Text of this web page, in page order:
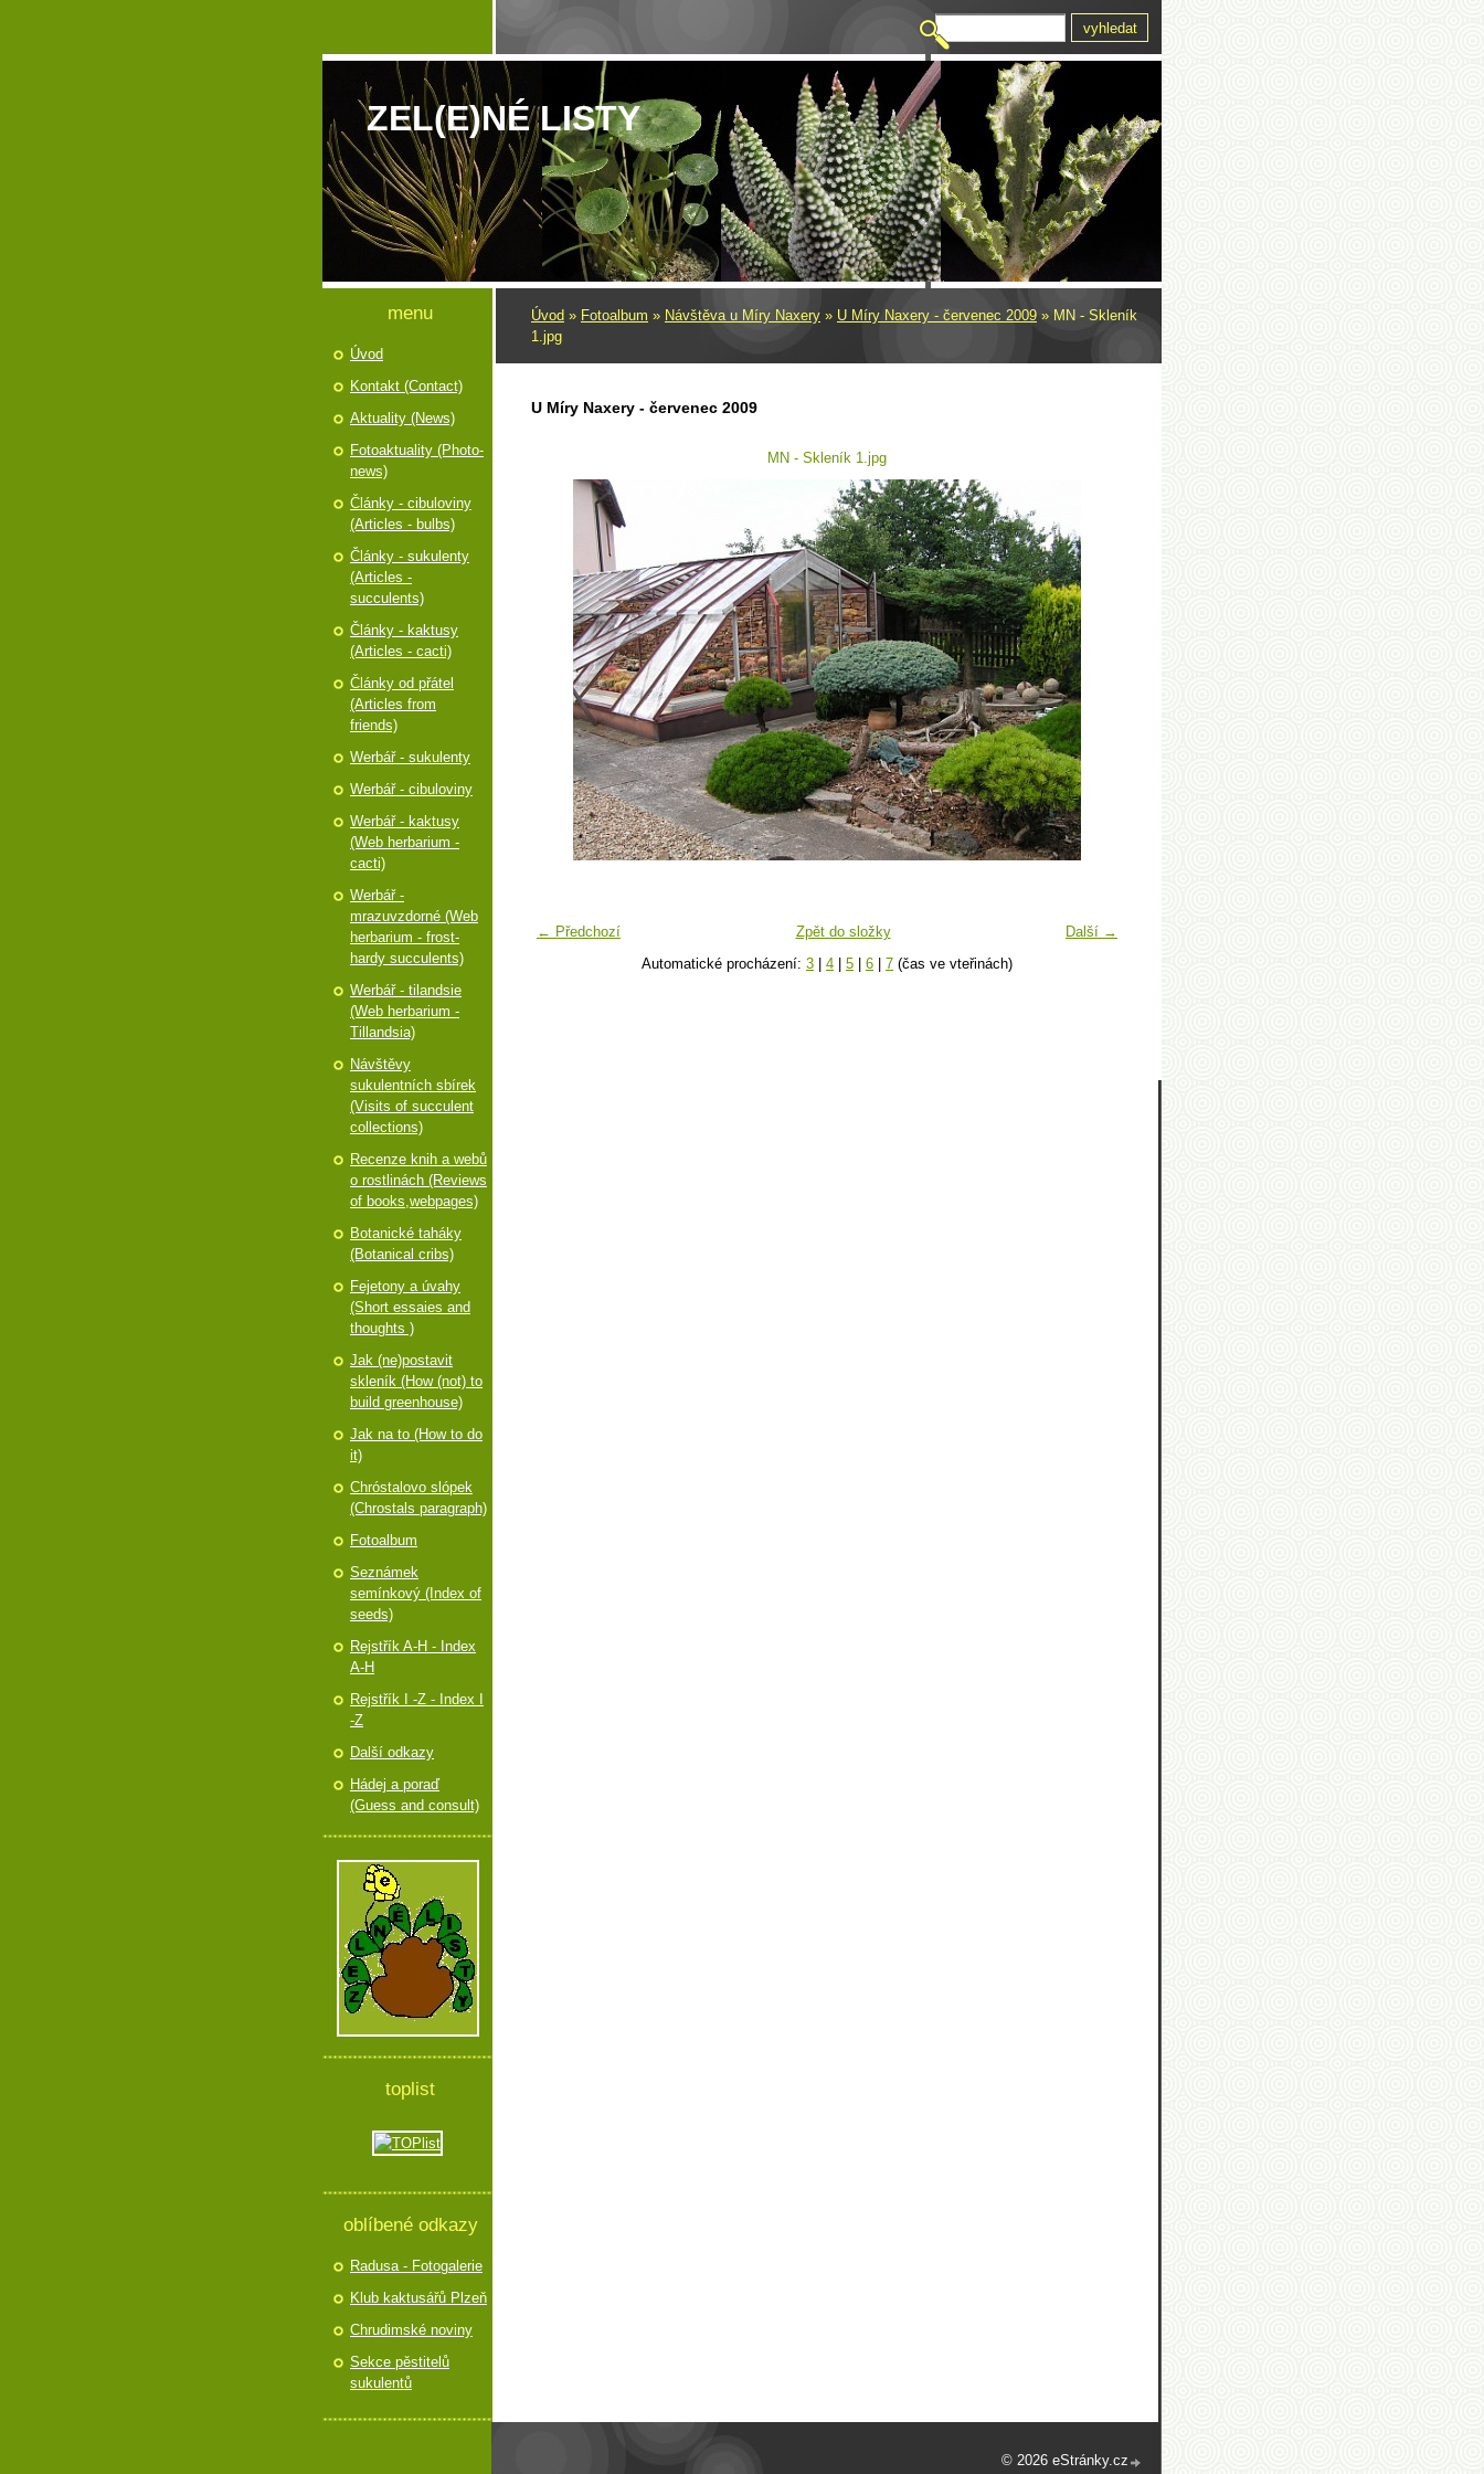
ZEL(E)NÉ LISTY
Úvod » Fotoalbum » Návštěva u Míry Naxery » U Míry Naxery - červenec 2009 » MN - Skleník
1.jpg
U Míry Naxery - červenec 2009
MN - Skleník 1.jpg
← Předchozí Další →
Zpět do složky
Automatické procházení: 3 4 5 6 7 (čas ve vteřinách)
menu
Úvod
Kontakt (Contact)
Aktuality (News)
Fotoaktuality (Photo-
news)
Články - cibuloviny
(Articles - bulbs)
Články - sukulenty
(Articles -
succulents)
Články - kaktusy
(Articles - cacti)
Články od přátel
(Articles from
friends)
Werbář - sukulenty
Werbář - cibuloviny
Werbář - kaktusy
(Web herbarium -
cacti)
Werbář -
mrazuvzdorné (Web
herbarium - frost-
hardy succulents)
Werbář - tilandsie
(Web herbarium -
Tillandsia)
Návštěvy
sukulentních sbírek
(Visits of succulent
collections)
Recenze knih a webů
o rostlinách (Reviews
of books,webpages)
Botanické taháky
(Botanical cribs)
Fejetony a úvahy
(Short essaies and
thoughts )
Jak (ne)postavit
skleník (How (not) to
build greenhouse)
Jak na to (How to do
it)
Chróstalovo slópek
(Chrostals paragraph)
Fotoalbum
Seznámek
semínkový (Index of
seeds)
Rejstřík A-H - Index
A-H
Rejstřík I -Z - Index I
-Z
Další odkazy
Hádej a poraď
(Guess and consult)
toplist
oblíbené odkazy
Radusa - Fotogalerie
Klub kaktusářů Plzeň
Chrudimské noviny
Sekce pěstitelů
sukulentů
© 2026 eStránky.cz